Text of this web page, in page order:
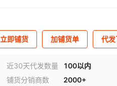
库存 494件
立即铺货 加铺货单 代
近30天代发数量
100以内
铺货分销商数
2000+